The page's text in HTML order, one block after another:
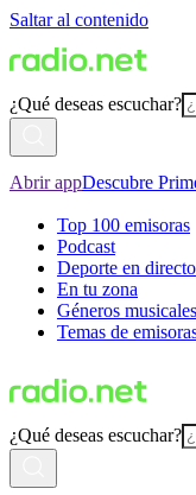
Saltar al contenido
¿Qué deseas escuchar?
Abrir appDescubre
Top 100 emisoras
Podcast
Deporte en directo
En tu zona
Géneros musicales
Temas de
¿Qué deseas escuchar?